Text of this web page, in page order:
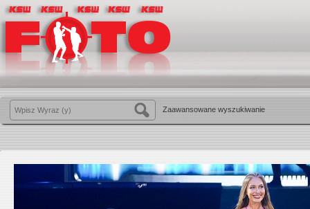
Zaawansowane wyszukiwanie